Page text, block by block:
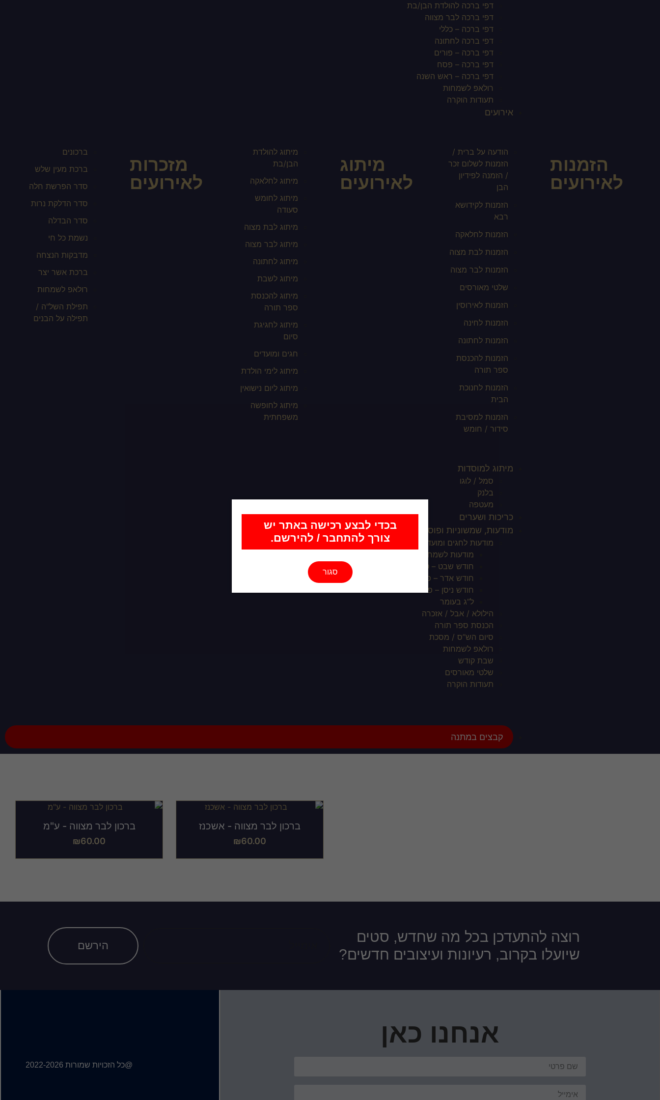
בכדי לבצע רכישה באתר יש
צורך להתחבר / להירשם.
סגור
דפי ברכה להולדת הבן/בת
דפי ברכה לבר מצווה
דפי ברכה – כללי
דפי ברכה לחתונה
דפי ברכה – פורים
דפי ברכה – פסח
דפי ברכה – ראש השנה
רולאפ לשמחות
תעודות הוקרה
אירועים
הזמנות
לאירועים
הודעה על ברית /
הזמנות לשלום זכר
/ הזמנה לפידיון
הבן
הזמנות לקידושא
רבא
הזמנות לחלאקה
הזמנות לבת מצוה
הזמנות לבר מצוה
שלטי מאורסים
הזמנות לאירוסין
הזמנות לחינה
הזמנות לחתונה
הזמנות להכנסת
ספר תורה
הזמנות לחנוכת
הבית
הזמנות למסיבת
סידור / חומש
מיתוג
לאירועים
מיתוג להולדת
הבן/בת
מיתוג לחלאקה
מיתוג לחומש
סעודה
מיתוג לבת מצוה
מיתוג לבר מצוה
מיתוג לחתונה
מיתוג לשבת
מיתוג להכנסת
ספר תורה
מיתוג לחגיגת
סיום
חגים ומועדים
מיתוג לימי הולדת
מיתוג ליום נישואין
מיתוג לחופשה
משפחתית
מזכרות
לאירועים
ברכונים
ברכת מעין שלש
סדר הפרשת חלה
סדר הדלקת נרות
סדר הבדלה
נשמת כל חי
מדבקות הנצחה
ברכת אשר יצר
רולאפ לשמחות
תפילת השל"ה /
תפילה על הבנים
מיתוג למוסדות
סמל / לוגו
בלנק
מעטפה
כריכות ושערים
מודעות, שמשוניות ופוסטרים
מודעות לחגים ומועדים
מודעות לשמחת בית השואבה
חודש שבט – ט”ו בשבט
חודש אדר – פורים
חודש ניסן – פסח
ל”ג בעומר
הילולא / אבל / אזכרה
הכנסת ספר תורה
סיום הש”ס / מסכת
רולאפ לשמחות
שבת קודש
שלטי מאורסים
תעודות הוקרה
קבצים במתנה
ברכון לבר מצווה - ע"מ
₪60.00
ברכון לבר מצווה - אשכנז
₪60.00
רוצה להתעדכן בכל מה שחדש, סטים
שיועלו בקרוב, רעיונות ועיצובים חדשים?
הירשם
אנחנו כאן
@כל הזכויות שמורות 2022-2026